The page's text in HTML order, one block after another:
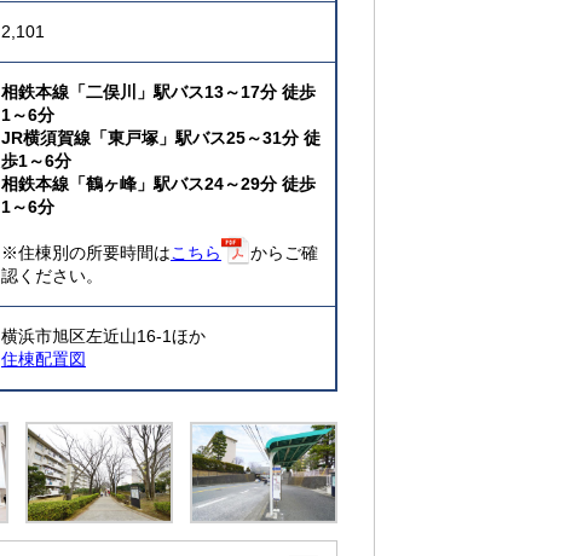
2,101
相鉄本線「二俣川」駅バス13～17分 徒歩
1～6分
JR横須賀線「東戸塚」駅バス25～31分 徒
歩1～6分
相鉄本線「鶴ヶ峰」駅バス24～29分 徒歩
1～6分
※住棟別の所要時間はこちら
からご確
認ください。
横浜市旭区左近山16-1ほか
住棟配置図